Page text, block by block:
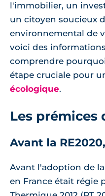
l'immobilier, un
un citoyen soucieux
environnemental de
voici des
comprendre
étape cruciale pour
écologique.
Les prémices
Avant la
Avant l'adoption de
en France était régie